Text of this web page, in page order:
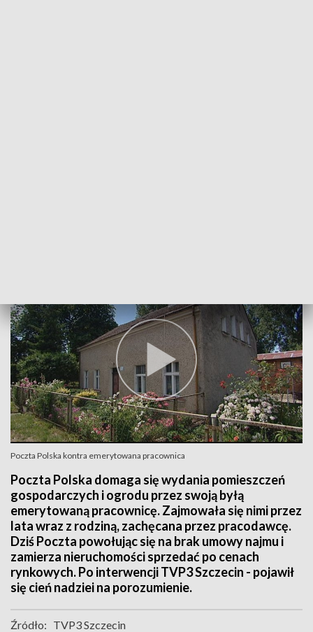
Poczta Polska kontra emerytowana pracownica
Poczta Polska domaga się wydania pomieszczeń
gospodarczych i ogrodu przez swoją byłą
emerytowaną pracownicę. Zajmowała się nimi przez
lata wraz z rodziną, zachęcana przez pracodawcę.
Dziś Poczta powołując się na brak umowy najmu i
zamierza nieruchomości sprzedać po cenach
rynkowych. Po interwencji TVP3 Szczecin - pojawił
się cień nadziei na porozumienie.
Źródło: TVP3 Szczecin